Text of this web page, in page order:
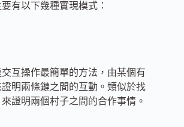
有以下幾種實現模式：
互操作最簡單的方法，由某個有
明兩條鏈之間的互動。類似於找
證明兩個村子之間的合作事情。